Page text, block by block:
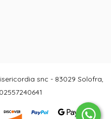
snc - 83029 Solofra,